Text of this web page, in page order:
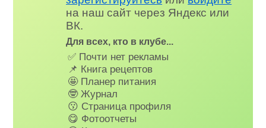
на наш сайт через Яндекс или
ВК.
Для всех, кто в клубе...
✅ Почти нет рекламы
📌 Книга рецептов
🤩 Планер питания
🤓 Журнал
😗 Страница профиля
😋 Фотоотчеты